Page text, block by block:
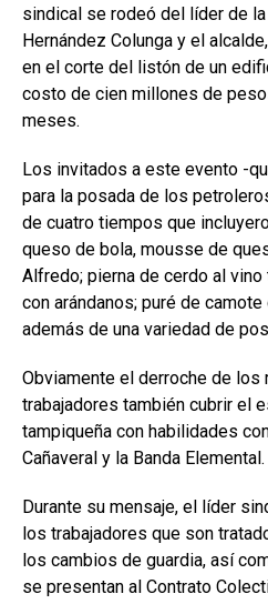
sindical se rodeó del líder de
Hernández Colunga y el
en el corte del listón de un
costo de cien millones de
meses.
Los invitados a este evento -
para la posada de los
de cuatro tiempos que
queso de bola, mousse de
Alfredo; pierna de cerdo al
con arándanos; puré de
además de una variedad de
Obviamente el derroche de los
trabajadores también cubrir el
tampiqueña con habilidades
Cañaveral y la Banda Elemental.
Durante su mensaje, el líder
los trabajadores que son
los cambios de guardia, así
se presentan al Contrato